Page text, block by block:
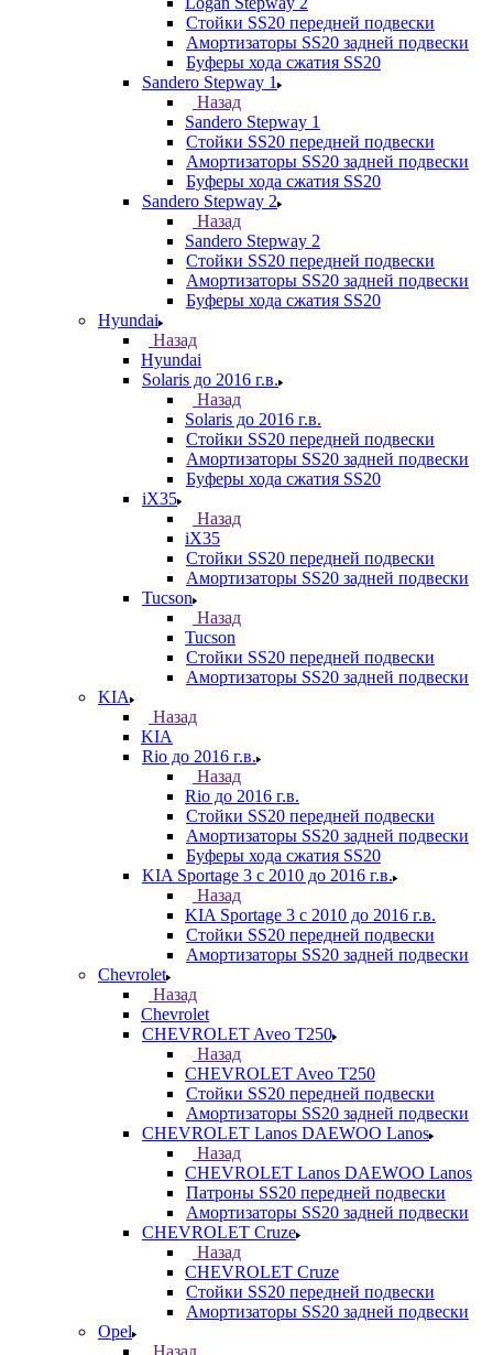
Стойки SS20 передней подвески
Амортизаторы SS20 задней подвески
Буферы хода сжатия SS20
Sandero Stepway 1
Назад
Sandero Stepway 1
Стойки SS20 передней подвески
Амортизаторы SS20 задней подвески
Буферы хода сжатия SS20
Sandero Stepway 2
Назад
Sandero Stepway 2
Стойки SS20 передней подвески
Амортизаторы SS20 задней подвески
Буферы хода сжатия SS20
Hyundai
Назад
Hyundai
Solaris до 2016 г.в.
Назад
Solaris до 2016 г.в.
Стойки SS20 передней подвески
Амортизаторы SS20 задней подвески
Буферы хода сжатия SS20
iX35
Назад
iX35
Стойки SS20 передней подвески
Амортизаторы SS20 задней подвески
Tucson
Назад
Tucson
Стойки SS20 передней подвески
Амортизаторы SS20 задней подвески
KIA
Назад
KIA
Rio до 2016 г.в.
Назад
Rio до 2016 г.в.
Стойки SS20 передней подвески
Амортизаторы SS20 задней подвески
Буферы хода сжатия SS20
KIA Sportage 3 с 2010 до 2016 г.в.
Назад
KIA Sportage 3 с 2010 до 2016 г.в.
Стойки SS20 передней подвески
Амортизаторы SS20 задней подвески
Chevrolet
Назад
Chevrolet
CHEVROLET Aveo T250
Назад
CHEVROLET Aveo T250
Стойки SS20 передней подвески
Амортизаторы SS20 задней подвески
CHEVROLET Lanos DAEWOO Lanos
Назад
CHEVROLET Lanos DAEWOO Lanos
Патроны SS20 передней подвески
Амортизаторы SS20 задней подвески
CHEVROLET Cruze
Назад
CHEVROLET Cruze
Стойки SS20 передней подвески
Амортизаторы SS20 задней подвески
Opel
Назад